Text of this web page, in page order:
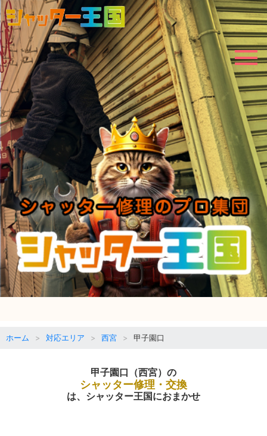
ホーム 対応エリア 西宮 甲子園口
甲子園口（西宮）の
シャッター修理・交換
は、シャッター王国におまかせ